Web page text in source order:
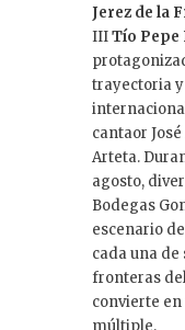
Jerez de la
IIITío Pepe
trayectoria
cantaor
Arteta.
agosto,
Bodegas
escenario
cada una de
fronteras
convierte
múltiple.